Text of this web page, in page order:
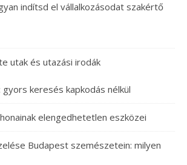
indítsd el vállalkozásodat szakértő
utak és utazási irodák
keresés kapkodás nélkül
elengedhetetlen eszközei
Budapest szemészetein: milyen